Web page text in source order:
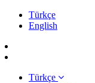
Türkçe
English
Türkçe